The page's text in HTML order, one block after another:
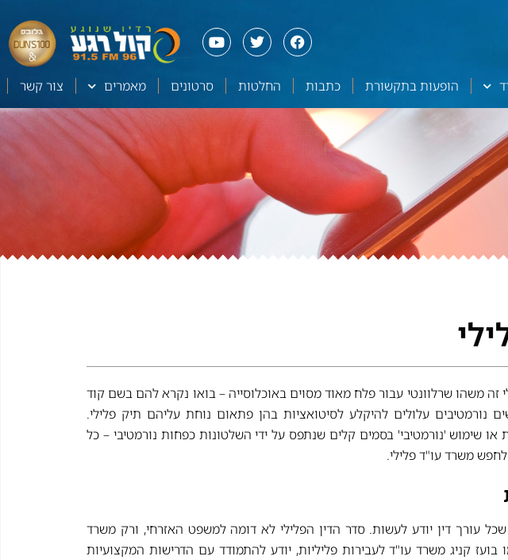
הופעות בתקשורת כתבות החלטות סרטונים מאמרים צור קשר
משהו שרלוונטי עבור פלח מאוד מסוים באוכלוסייה – בואו נקרא להם בשם קוד
נורמטיבים עלולים להיקלע לסיטואציות בהן פתאום נוחת עליהם תיק פלילי.
שימוש 'נורמטיבי' בסמים קלים שנתפס על ידי השלטונות כפחות נורמטיבי – כל
משרד עו"ד פלילי.
שכל עורך דין יודע לעשות. סדר הדין הפלילי לא דומה למשפט האזרחי, ורק משרד
בועז קניג משרד עו"ד לעבירות פליליות, יודע להתמודד עם הדרישות המקצועיות